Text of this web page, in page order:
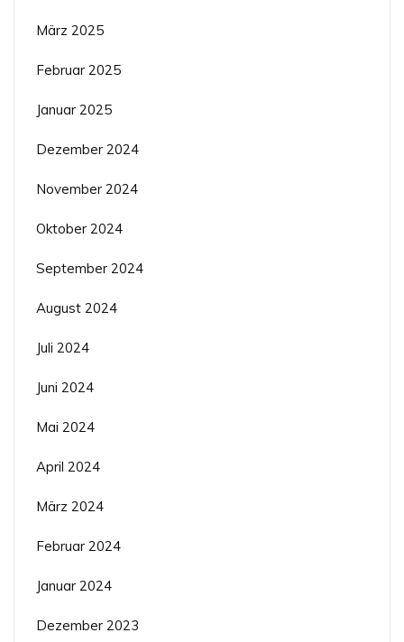
März 2025
Februar 2025
Januar 2025
Dezember 2024
November 2024
Oktober 2024
September 2024
August 2024
Juli 2024
Juni 2024
Mai 2024
April 2024
März 2024
Februar 2024
Januar 2024
Dezember 2023